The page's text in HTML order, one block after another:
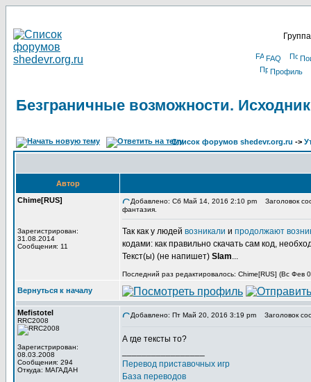
FAQ
Профиль
Безграничные возможности.
Список форумов shedevr.org.ru ->
Автор
Chime[RUS]
Зарегистрирован:
31.08.2014
Сообщения: 11
Добавлено: Сб Май 14, 2016 2:10 pm
Заголовок
фантазия.
Так как у людей возникали и продолжают
кодами: как правильно скачать сам код,
Текст(ы) (не напишет) Slam...
Последний раз редактировалось: Chime[RUS] (Вс Фев
Вернуться к началу
Mefistotel
RRC2008
Зарегистрирован:
08.03.2008
Сообщения: 294
Откуда: МАГАДАН
Добавлено: Пт Май 20, 2016 3:19 pm Заголовок
А где тексты то?
Перевод приставочных игр
База переводов